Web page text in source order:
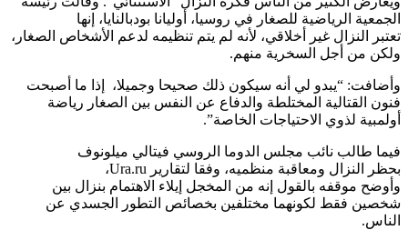
الجمعية الرياضية للصغار في روسيا، أوليانا بودبالنايا، إنها
تعتبر النزال غير أخلاقي، لأنه لم يتم تنظيمه لدعم الأشخاص الصغار،
ولكن من أجل السخرية منهم.
وأضافت: “يبدو لي أنه سيكون ذلك صحيحا وجميلا، إذا ما أصبحت
فنون القتالية المختلطة والدفاع عن النفس بين الصغار رياضة
أولمبية لذوي الاحتياجات الخاصة”.
فيما طالب نائب مجلس الدوما الروسي فيتالي ميلونوف
بحظر النزال ومعاقبة منظميه، وفقا لتقارير Ura.ru،
وأوضح موقفه بالقول إنه من المخجل إيلاء الاهتمام بنزال بين
شخصين فقط لكونهما مختلفين بخصائص التطور الجسدي عن
الناس.